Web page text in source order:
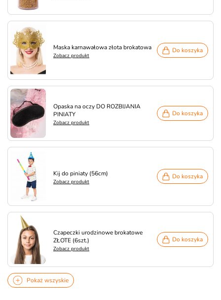
Maska karnawałowa złota brokatowa
Zobacz produkt
Do koszyka
Opaska na oczy DO ROZBIJANIA
PINIATY
Zobacz produkt
Do koszyka
Kij do piniaty (56cm)
Zobacz produkt
Do koszyka
Czapeczki urodzinowe brokatowe
ZŁOTE (6szt.)
Zobacz produkt
Do koszyka
Pokaż wszyskie